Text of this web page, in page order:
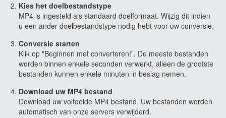
Kies het doelbestandstype
MP4 is ingesteld als standaard doelformaat. Wijzig dit indien
u een ander doelbestandstype nodig hebt voor uw conversie.
Conversie starten
Klik op "Beginnen met converteren!". De meeste bestanden
worden binnen enkele seconden verwerkt, alleen de grootste
bestanden kunnen enkele minuten in beslag nemen.
Download uw MP4 bestand
Download uw voltooide MP4 bestand. Uw bestanden worden
automatisch van onze servers verwijderd.